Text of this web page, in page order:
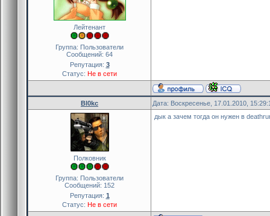
Лейтенант
Группа: Пользователи
Сообщений: 64
Репутация: 3
Статус: Не в сети
Bl0kc Дата: Воскресенье, 17.01.2010,
Полковник
Группа: Пользователи
Сообщений: 152
Репутация: 1
Статус: Не в сети
дык а зачем тогда он нужен в